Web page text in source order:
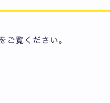
ご覧ください。